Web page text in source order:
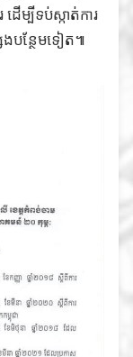
ម្បីទប់ស្កាត់ការ
បន្ថែមទៀត៕